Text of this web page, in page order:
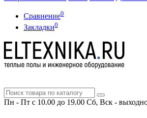
Сравнение0
Закладки0
Пн - Пт с 10.00 до 19.00 Сб, Вск -